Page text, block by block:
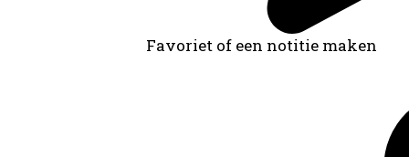
Favoriet of een notitie maken